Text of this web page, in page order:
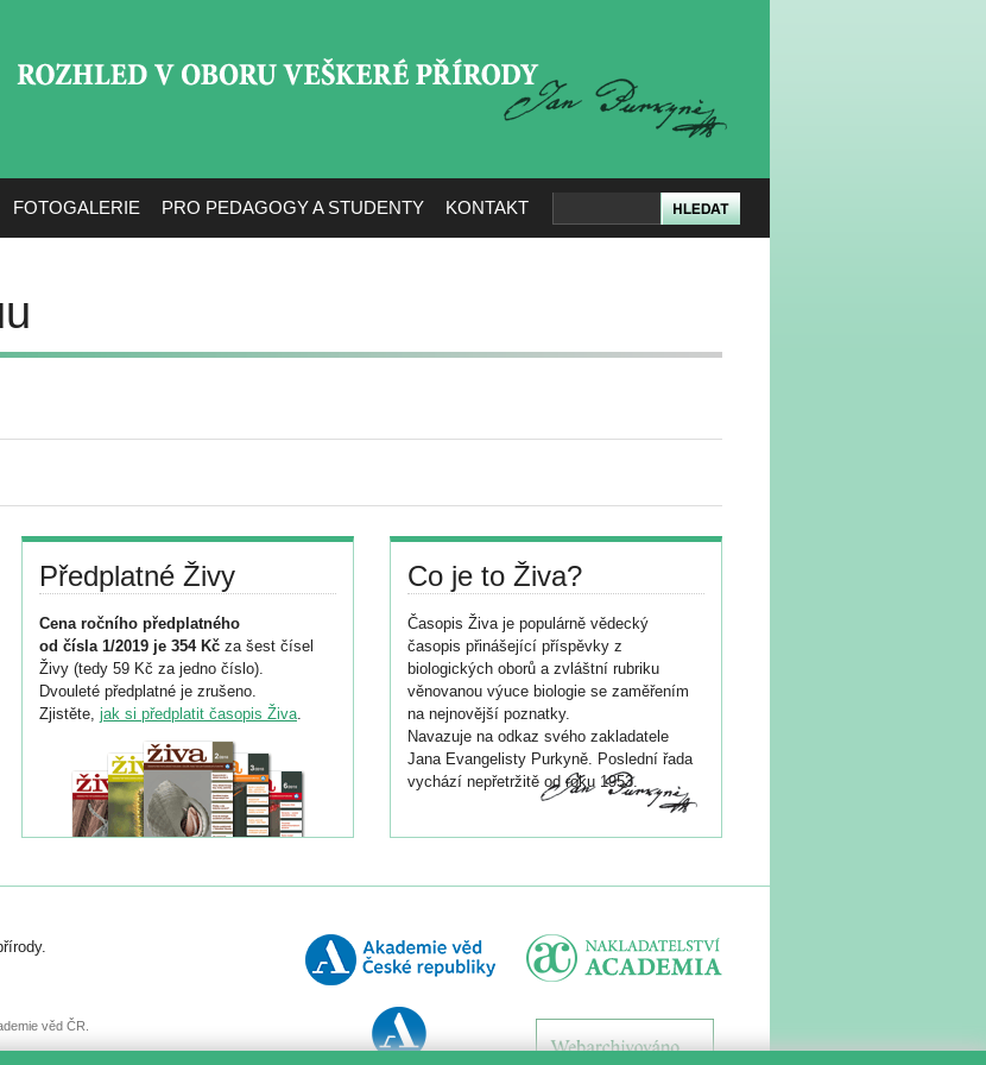
FOTOGALERIE PRO PEDAGOGY A STUDENTY KONTAKT
Předplatné Živy
Cena ročního předplatného
od čísla 1/2019 je 354 Kč za šest čísel
Živy (tedy 59 Kč za jedno číslo).
Dvouleté předplatné je zrušeno.
Zjistěte, jak si předplatit časopis Živa.
Co je to Živa?
Časopis Živa je populárně vědecký
časopis přinášející příspěvky z
biologických oborů a zvláštní rubriku
věnovanou výuce biologie se zaměřením
na nejnovější poznatky.
Navazuje na odkaz svého zakladatele
Jana Evangelisty Purkyně. Poslední řada
vychází nepřetržitě od roku 1953.
věd ČR.